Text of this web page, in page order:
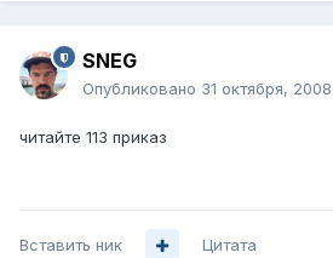
SNEG
Опубликовано 31 октября, 2008
читайте 113 приказ
Вставить ник Цитата